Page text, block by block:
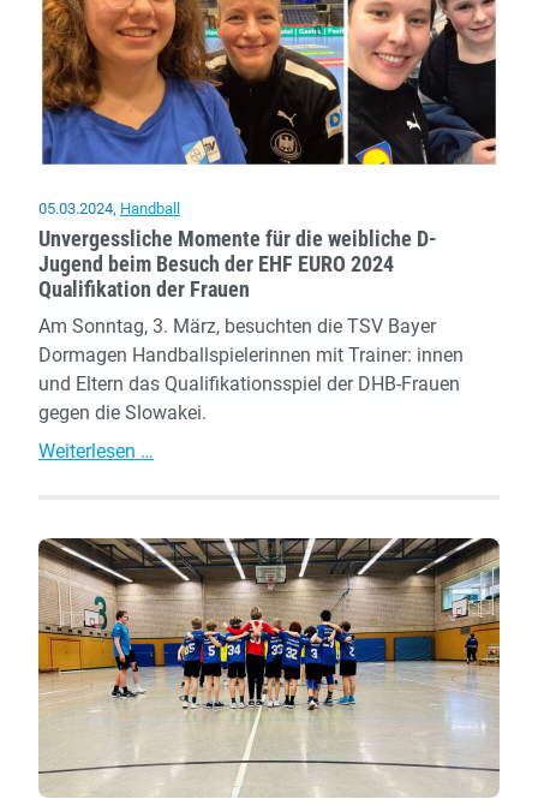
05.03.2024, Handball
Unvergessliche Momente für die weibliche D-
Jugend beim Besuch der EHF EURO 2024
Qualifikation der Frauen
Am Sonntag, 3. März, besuchten die TSV Bayer
Dormagen Handballspielerinnen mit Trainer: innen
und Eltern das Qualifikationsspiel der DHB-Frauen
gegen die Slowakei.
Weiterlesen …
die
weibliche
D-
Jugend
beim
Besuch
EURO
2024